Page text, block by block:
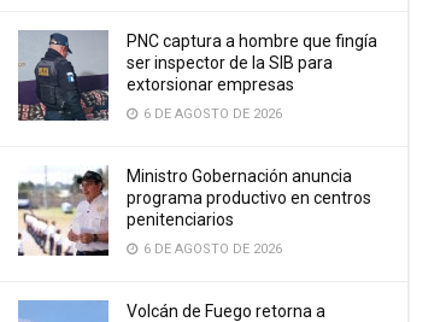
PNC captura a hombre que fingía
ser inspector de la SIB para
extorsionar empresas
6 DE AGOSTO DE 2026
Ministro Gobernación anuncia
programa productivo en centros
penitenciarios
6 DE AGOSTO DE 2026
Volcán de Fuego retorna a